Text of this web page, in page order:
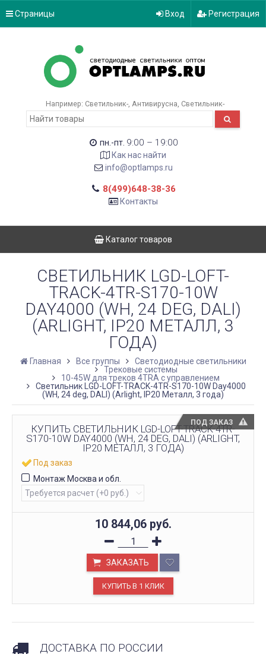
Страницы Вход Регистрация
Например: Светильник- Антивирусна Светильник-
пн.-пт. 9:00 – 19:00
Как нас найти
info@optlamps.ru
8(499)648-38-36
Контакты
Каталог товаров
СВЕТИЛЬНИК LGD-LOFT-
TRACK-4TR-S170-10W
DAY4000 (WH, 24 DEG, DALI)
(ARLIGHT, IP20 МЕТАЛЛ, 3
ГОДА)
Главная Все группы
Светодиодные светильники
Трековые системы
10-45W для треков 4TRA с управлением
Светильник LGD-LOFT-TRACK-4TR-S170-10W Day4000
(WH, 24 deg, DALI) (Arlight, IP20 Металл, 3 года)
ПОД ЗАКАЗ
КУПИТЬ СВЕТИЛЬНИК LGD-LOFT-TRACK-4TR-
S170-10W DAY4000 (WH, 24 DEG, DALI) (ARLIGHT,
IP20 МЕТАЛЛ, 3 ГОДА)
Под заказ
Монтаж Москва и обл.
10 844,06 руб.
ЗАКАЗАТЬ
ДОСТАВКА ПО РОССИИ